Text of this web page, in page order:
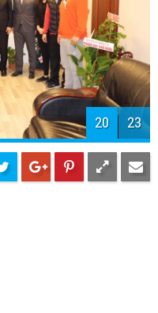
20 23